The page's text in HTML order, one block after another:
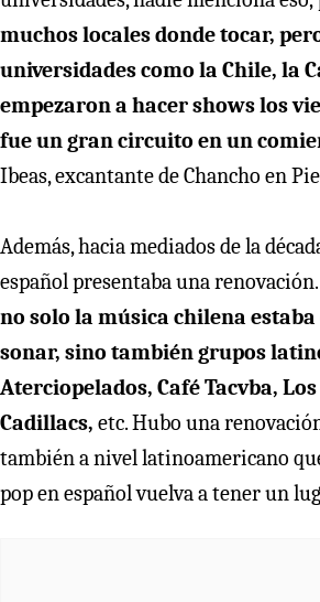
muchos locales donde tocar,
universidades como la Chile, la
empezaron a hacer shows los
fue un gran circuito en un
Ibeas, excantante de Chancho en
Además, hacia mediados de la
español presentaba una renovación.
no solo la música chilena estaba
sonar, sino también grupos
Aterciopelados, Café Tacvba,
Cadillacs, etc. Hubo una
también a nivel latinoamericano
pop en español vuelva a tener un